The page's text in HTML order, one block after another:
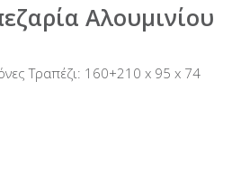
Αλουμινίου
Τραπέζι: 160+210 x 95 x 74